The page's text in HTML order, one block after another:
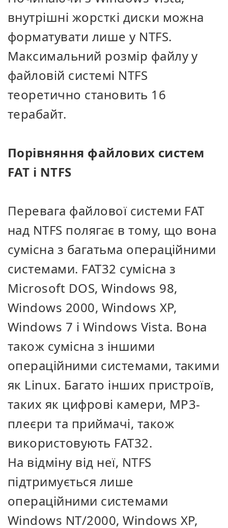
внутрішні жорсткі диски можна
форматувати лише у NTFS.
Максимальний розмір файлу у
файловій системі NTFS
теоретично становить 16
терабайт.
Порівняння файлових систем
FAT і NTFS
Перевага файлової системи FAT
над NTFS полягає в тому, що вона
сумісна з багатьма операційними
системами. FAT32 сумісна з
Microsoft DOS, Windows 98,
Windows 2000, Windows XP,
Windows 7 і Windows Vista. Вона
також сумісна з іншими
операційними системами, такими
як Linux. Багато інших пристроїв,
таких як цифрові камери, MP3-
плеєри та приймачі, також
використовують FAT32.
На відміну від неї, NTFS
підтримується лише
операційними системами
Windows NT/2000, Windows XP,